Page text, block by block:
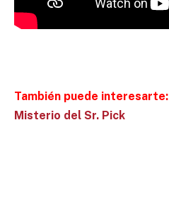
También puede interesarte:
Misterio del Sr. Pick